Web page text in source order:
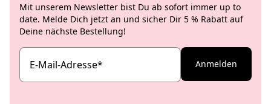
Mit unserem Newsletter bist Du ab sofort immer up to
date. Melde Dich jetzt an und sicher Dir 5 % Rabatt auf
Deine nächste Bestellung!
E-Mail-Adresse* Anmelden